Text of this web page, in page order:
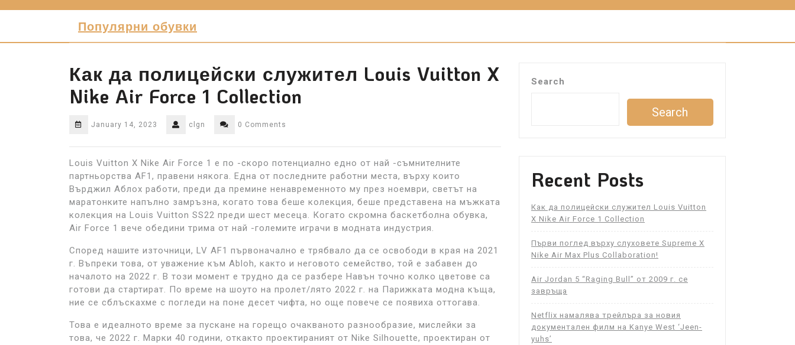
Популярни обувки
Как да полицейски служител Louis Vuitton X
Nike Air Force 1 Collection
January 14, 2023 clgn 0 Comments
Louis Vuitton X Nike Air Force 1 е по -скоро потенциално едно от най -съмнителните
партньорства AF1, правени някога. Една от последните работни места, върху които
Върджил Аблох работи, преди да премине ненавременното му през ноември, светът на
маратонките напълно замръзна, когато това беше колекция, беше представена на мъжката
колекция на Louis Vuitton SS22 преди шест месеца. Когато скромна баскетболна обувка,
Air Force 1 вече обедини трима от най -големите играчи в модната индустрия.
Според нашите източници, LV AF1 първоначално е трябвало да се освободи в края на 2021
г. Въпреки това, от уважение към Abloh, както и неговото семейство, той е забавен до
началото на 2022 г. В този момент е трудно да се разбере Навън точно колко цветове са
готови да стартират. По време на шоуто на пролет/лято 2022 г. на Парижката модна къща,
ние се сблъскахме с погледи на поне десет чифта, но още повече се появиха оттогава.
Това е идеалното време за пускане на горещо очакваното разнообразие, мислейки за
това, че 2022 г. Марки 40 години, откакто проектираният от Nike Silhouette, проектиран от
Search
Search
Recent Posts
Как да полицейски служител Louis Vuitton
X Nike Air Force 1 Collection
Първи поглед върху слуховете Supreme X
Nike Air Max Plus Collaboration!
Air Jordan 5 “Raging Bull” от 2009 г. се
завръща
Netflix намалява трейлъра за новия
документален филм на Kanye West ‘Jeen-
yuhs’